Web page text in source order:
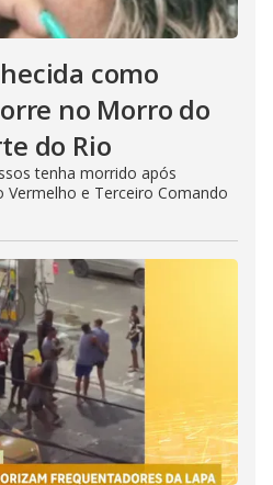
como
no Morro do
do Rio
tenha morrido após
e Terceiro Comando